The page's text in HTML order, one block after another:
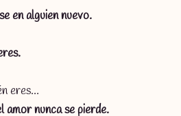
en alguien nuevo.
eres…
amor nunca se pierde.